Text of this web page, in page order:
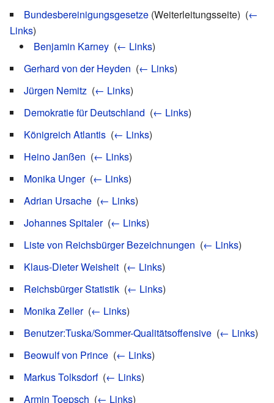
Bundesbereinigungsgesetze (Weiterleitungsseite) ‎ (←
Links)
Benjamin Karney (← Links)
Gerhard von der Heyden (← Links)
Jürgen Nemitz (← Links)
Demokratie für Deutschland (← Links)
Königreich Atlantis (← Links)
Heino Janßen (← Links)
Monika Unger‎ (← Links)
Adrian Ursache (← Links)
Johannes Spitaler‎ (← Links)
Liste von Reichsbürger Bezeichnungen (← Links)
Klaus-Dieter Weisheit (← Links)
Reichsbürger Statistik (← Links)
Monika Zeller‎ (← Links)
Benutzer:Tuska/Sommer-Qualitätsoffensive (← Links)
Beowulf von Prince (← Links)
Markus Tolksdorf‎ (← Links)
Armin Toepsch (← Links)